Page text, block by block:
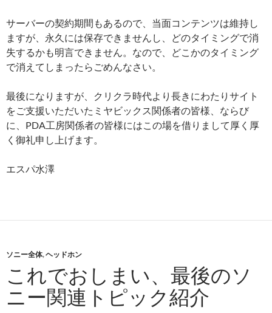
サーバーの契約期間もあるので、当面コンテンツは維持し
ますが、永久には保存できませんし、どのタイミングで消
失するかも明言できません。なので、どこかのタイミング
で消えてしまったらごめんなさい。
最後になりますが、クリクラ時代より長きにわたりサイト
をご支援いただいたミヤビックス関係者の皆様、ならび
に、PDA工房関係者の皆様にはこの場を借りまして厚く厚
く御礼申し上げます。
エスパ水澤
ソニー全体,ヘッドホン
これでおしまい、最後のソ
ニー関連トピック紹介